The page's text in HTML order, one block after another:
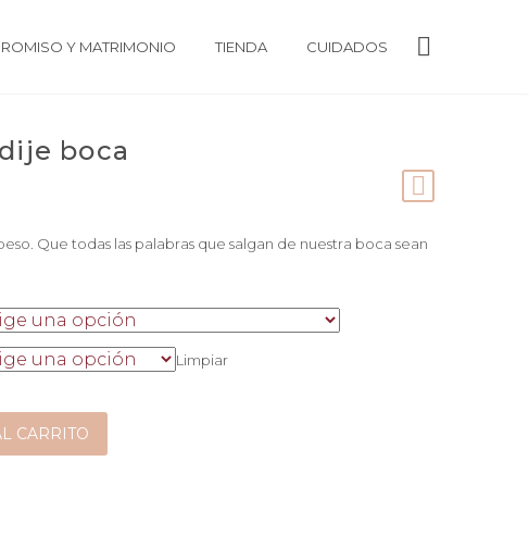
Y MATRIMONIO TIENDA CUIDADOS
boca
Que todas las palabras que salgan de nuestra boca sean
Limpiar
CARRITO